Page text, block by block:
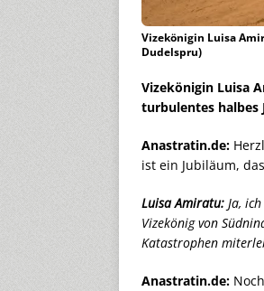
Vizekönigin Luisa
Dudelspru)
Vizekönigin Luisa
turbulentes halbes
Anastratin.de:
ist ein Jubiläum,
Luisa Amiratu: Ja,
Vizekönig von
Katastrophen
Anastratin.de: